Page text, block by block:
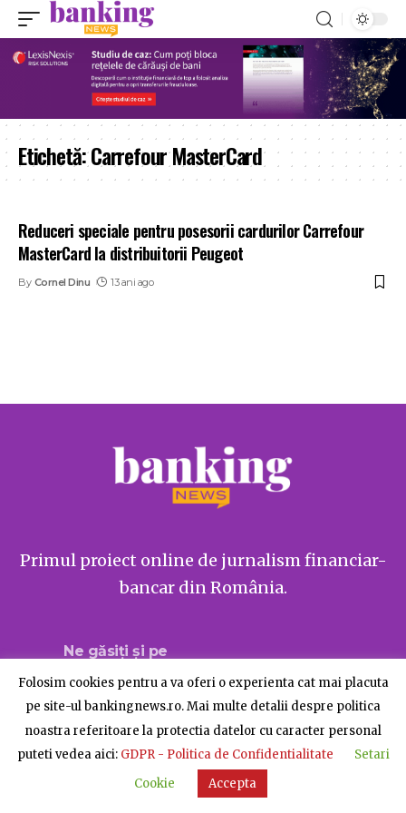
Etichetă:Carrefour MasterCard
Reduceri speciale pentru posesorii cardurilor Carrefour
MasterCard la distribuitorii Peugeot
By Cornel Dinu 13 ani ago
Primul proiect online de jurnalism financiar-
bancar din România.
Ne găsiți și pe
© BankingNews - Toate drepturile rezervate
Despre BankingNews Contact Publicitate
Folosim cookies pentru a va oferi o experienta cat mai placuta
pe site-ul bankingnews.ro. Mai multe detalii despre politica
noastra referitoare la protectia datelor cu caracter personal
puteti vedea aici: GDPR - Politica de Confidentialitate
Setari
Cookie
Accepta